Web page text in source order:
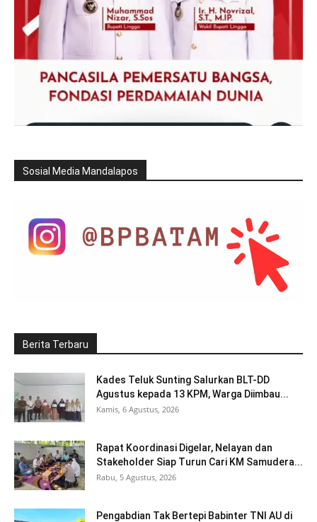
Sosial Media Mandalapos
Berita Terbaru
Kades Teluk Sunting Salurkan BLT-DD
Agustus kepada 13 KPM, Warga Diimbau...
Kamis, 6 Agustus, 2026
Rapat Koordinasi Digelar, Nelayan dan
Stakeholder Siap Turun Cari KM Samudera...
Rabu, 5 Agustus, 2026
Pengabdian Tak Bertepi Babinter TNI AU di